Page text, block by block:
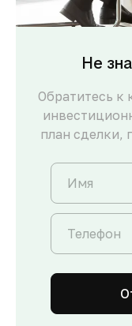
Не
Обратитесь к
план сделки,